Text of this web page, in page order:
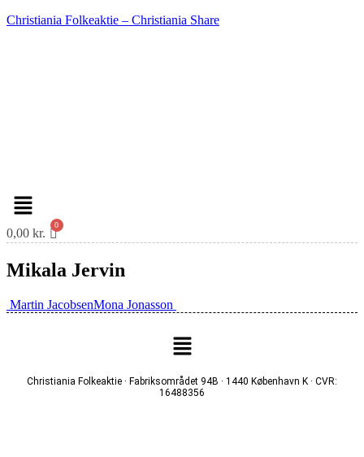
Christiania Folkeaktie – Christiania Share
Menu
0,00 kr.
Mikala Jervin
Indlæg
Martin JacobsenMona Jonasson
Menu
Christiania Folkeaktie · Fabriksområdet 94B · 1440 København K · CVR:
16488356